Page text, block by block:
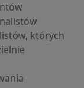
których